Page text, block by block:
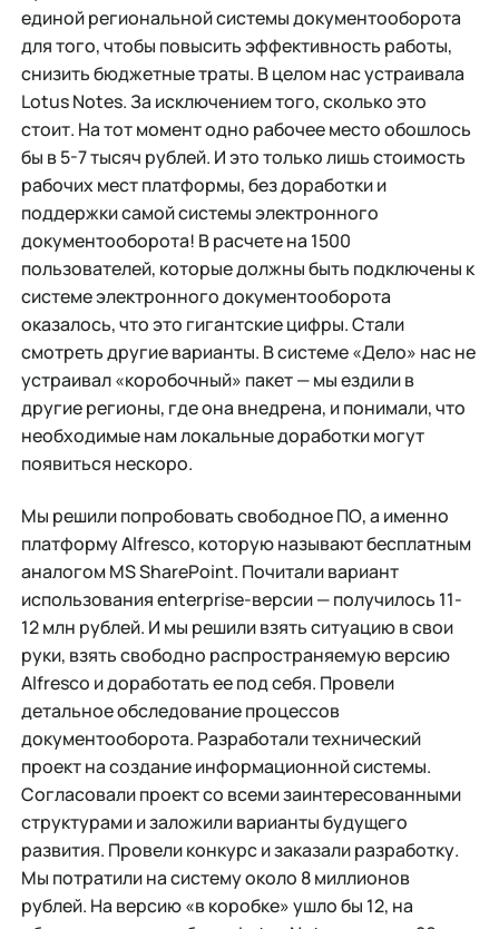
единой региональной системы документооборота
для того, чтобы повысить эффективность работы,
снизить бюджетные траты. В целом нас устраивала
Lotus Notes. За исключением того, сколько это
стоит. На тот момент одно рабочее место обошлось
бы в 5-7 тысяч рублей. И это только лишь стоимость
рабочих мест платформы, без доработки и
поддержки самой системы электронного
документооборота! В расчете на 1500
пользователей, которые должны быть подключены к
системе электронного документооборота
оказалось, что это гигантские цифры. Стали
смотреть другие варианты. В системе «Дело» нас не
устраивал «коробочный» пакет — мы ездили в
другие регионы, где она внедрена, и понимали, что
необходимые нам локальные доработки могут
появиться нескоро.
Мы решили попробовать свободное ПО, а именно
платформу Alfresco, которую называют бесплатным
аналогом MS SharePoint. Почитали вариант
использования enterprise-версии — получилось 11-
12 млн рублей. И мы решили взять ситуацию в свои
руки, взять свободно распространяемую версию
Alfresco и доработать ее под себя. Провели
детальное обследование процессов
документооборота. Разработали технический
проект на создание информационной системы.
Согласовали проект со всеми заинтересованными
структурами и заложили варианты будущего
развития. Провели конкурс и заказали разработку.
Мы потратили на систему около 8 миллионов
рублей. На версию «в коробке» ушло бы 12, на